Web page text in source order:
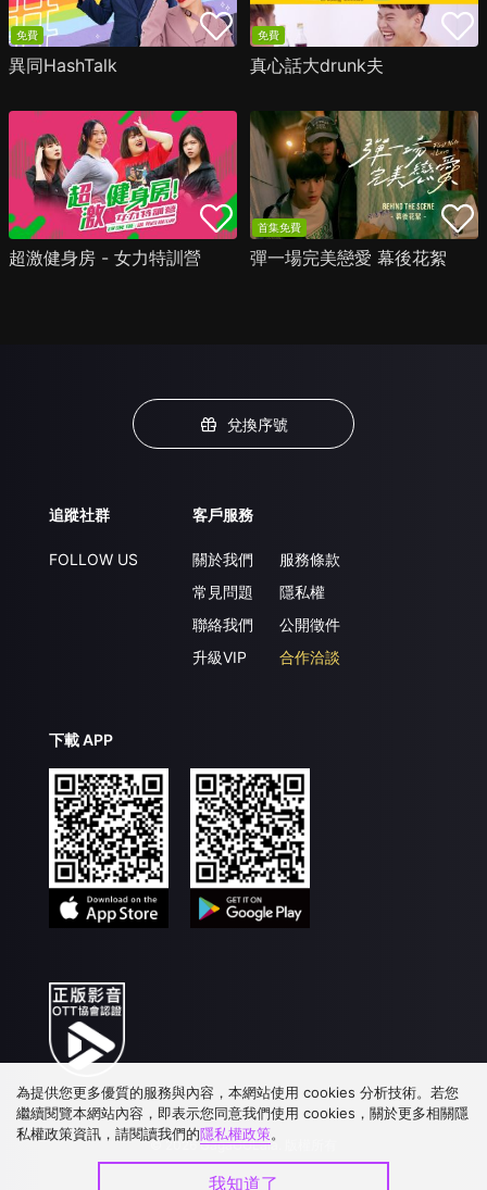
免費
異同HashTalk
免費
真心話大drunk夫
超激健身房 - 女力特訓營
首集免費
彈一場完美戀愛 幕後花絮
兌換序號
追蹤社群
FOLLOW US
客戶服務
關於我們
常見問題
聯絡我們
升級VIP
服務條款
隱私權
公開徵件
合作洽談
下載 APP
© 2026 GagaOOLala
為提供您更多優質的服務與內容，本網站使用 cookies 分析技術。若您
繼續閱覽本網站內容，即表示您同意我們使用 cookies，關於更多相關隱
私權政策資訊，請閱讀我們的隱私權政策。
我知道了